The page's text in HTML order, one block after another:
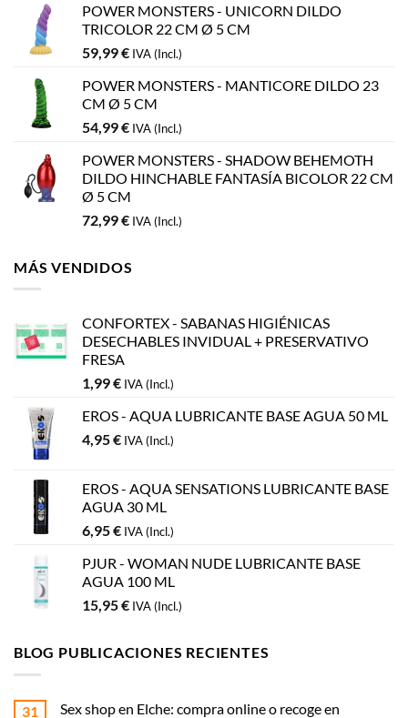
POWER MONSTERS - UNICORN DILDO
TRICOLOR 22 CM Ø 5 CM
59,99€ IVA (Incl.)
POWER MONSTERS - MANTICORE DILDO 23
CM Ø 5 CM
54,99€ IVA (Incl.)
POWER MONSTERS - SHADOW BEHEMOTH
DILDO HINCHABLE FANTASÍA BICOLOR 22 CM
Ø 5 CM
72,99€ IVA (Incl.)
MÁS VENDIDOS
CONFORTEX - SABANAS HIGIÉNICAS
DESECHABLES INVIDUAL + PRESERVATIVO
FRESA
1,99€ IVA (Incl.)
EROS - AQUA LUBRICANTE BASE AGUA 50 ML
4,95€ IVA (Incl.)
EROS - AQUA SENSATIONS LUBRICANTE BASE
AGUA 30 ML
6,95€ IVA (Incl.)
PJUR - WOMAN NUDE LUBRICANTE BASE
AGUA 100 ML
15,95€ IVA (Incl.)
BLOG PUBLICACIONES RECIENTES
31
Sex shop en Elche: compra online o recoge en